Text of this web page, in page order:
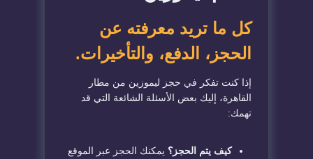
كل ما تريد معرفته عن
الحجز، الدفع، والتأخيرات.
إذا كنت تفكر في حجز ليموزين من مطار
القاهرة، إليك بعض الأسئلة الشائعة التي قد
تهمك:
كيف يتم الحجز؟ يمكنك الحجز عبر الموقع